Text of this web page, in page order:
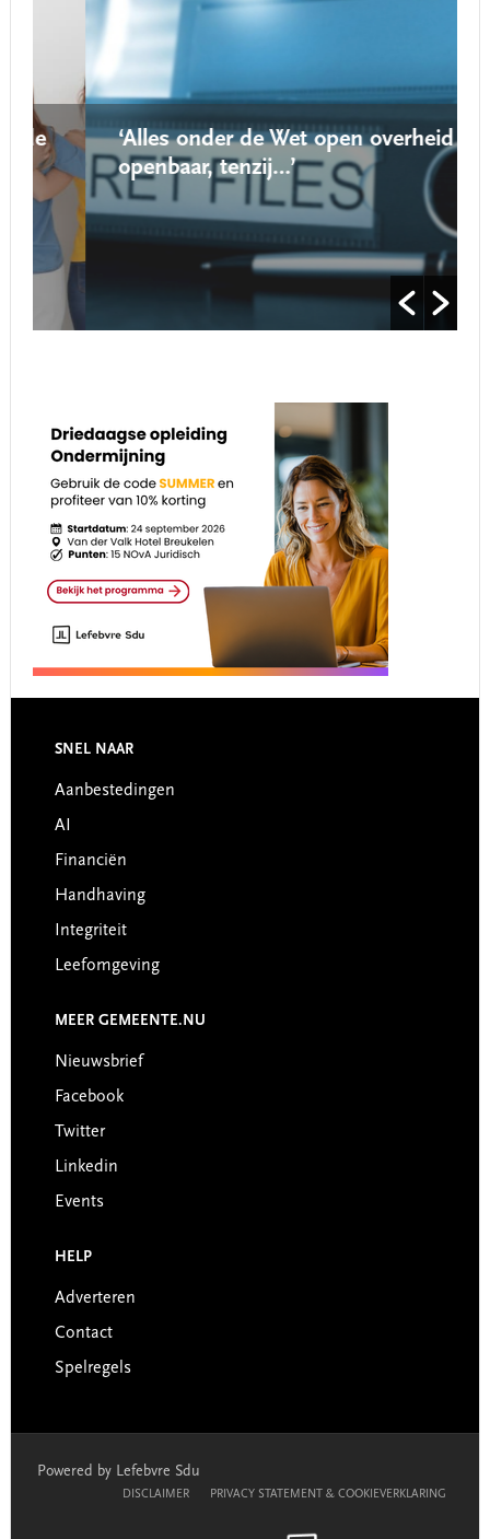
‘Alles onder de Wet open overheid is
openbaar, tenzij…’
Footer
SNEL NAAR
Aanbestedingen
AI
Financiën
Handhaving
Integriteit
Leefomgeving
MEER GEMEENTE.NU
Nieuwsbrief
Facebook
Twitter
Linkedin
Events
HELP
Adverteren
Contact
Spelregels
Powered by Lefebvre Sdu
DISCLAIMER PRIVACY STATEMENT & COOKIEVERKLARING